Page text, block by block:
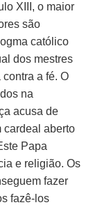
XIII, o maior
são
católico
dos mestres
a fé. O
na
acusa de
cardeal aberto
Papa
e religião. Os
fazer
fazê-los